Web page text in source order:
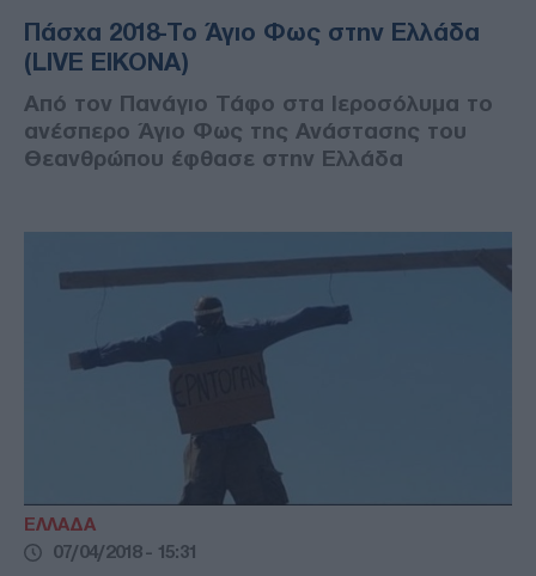
Πάσχα 2018-Το Άγιο Φως στην Ελλάδα
(LIVE ΕΙΚΟΝΑ)
Από τον Πανάγιο Τάφο στα Ιεροσόλυμα το
ανέσπερο Άγιο Φως της Ανάστασης του
Θεανθρώπου έφθασε στην Ελλάδα
ΕΛΛΑΔΑ
07/04/2018 - 15:31